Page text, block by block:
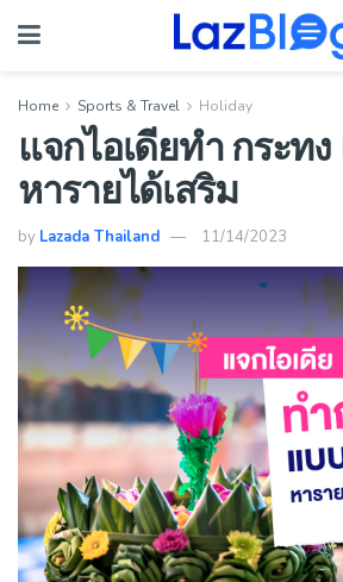
Home Sports & Travel Holiday
แจกไอเดียทำ กระท
หารายได้เสริม
by Lazada Thailand 11/14/2023